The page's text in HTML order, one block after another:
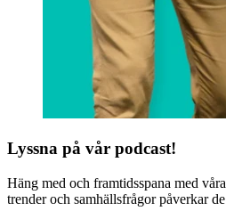
Lyssna på vår podcast!
Häng med och framtidsspana med
trender och samhällsfrågor påverkar